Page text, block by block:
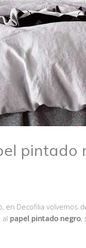
pintado
Decofilia volvemos
papel pintado negro,